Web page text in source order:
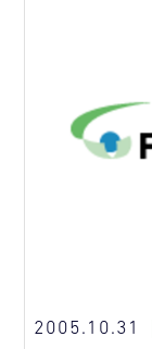
2005.10.31